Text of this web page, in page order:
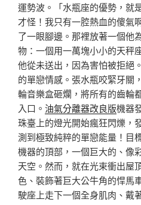
運勢波。「水瓶座的優勢，就
才怪！我只有一腔熱血的傻氣
了一眼腳邊。那裡放著一個他
物：一個用一萬塊小小的天秤
他從未送出，因為害怕被拒絕
的單戀情感。張水瓶咬緊牙關
輪音樂盒砸爛，將所有的齒輪
入口。 油氣分離器改良版機器
珠臺上的燈光開始瘋狂閃爍，
測到極致純粹的單戀能量！目
機器的頂部，一個巨大的、像
天空。然而，就在光束衝出屋
色、裝飾著巨大公牛角的悍馬
駛座上走下一個全身肌肉、戴